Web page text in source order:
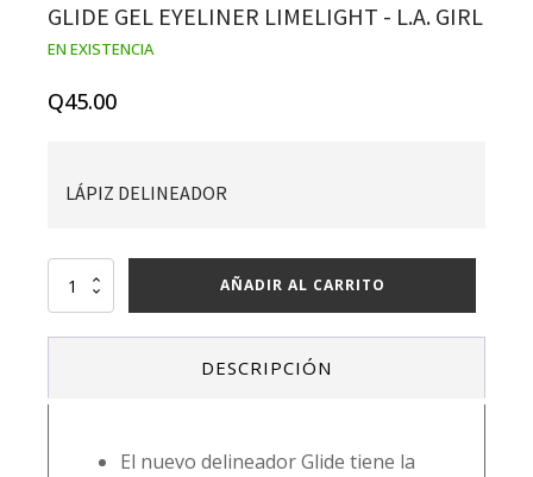
GLIDE GEL EYELINER LIMELIGHT - L.A. GIRL
EN EXISTENCIA
Q45.00
LÁPIZ DELINEADOR
Glide
AÑADIR AL CARRITO
DESCRIPCIÓN
El nuevo delineador Glide tiene la